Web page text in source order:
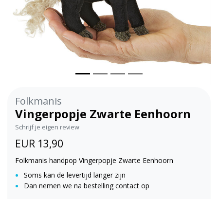
Folkmanis
Vingerpopje Zwarte Eenhoorn
Schrijf je eigen review
EUR 13,90
Folkmanis handpop Vingerpopje Zwarte Eenhoorn
Soms kan de levertijd langer zijn
Dan nemen we na bestelling contact op